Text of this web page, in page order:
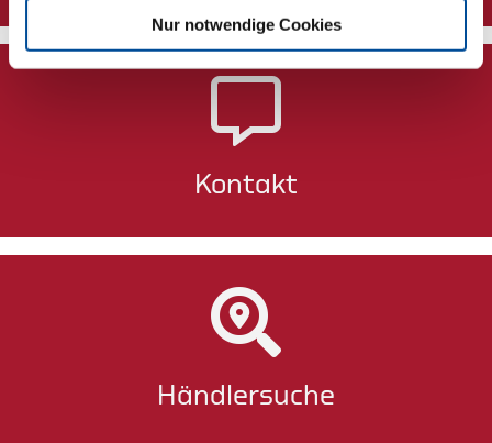
Nur notwendige Cookies
Kontakt
Händlersuche